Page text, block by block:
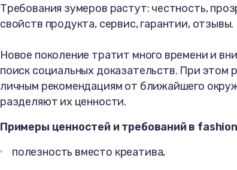
Требования зумеров растут: честность,
свойств продукта, сервис, гарантии, отзывы.
Новое поколение тратит много времени и
поиск социальных доказательств. При этом
личным рекомендациям от ближайшего
разделяют их ценности.
Примеры ценностей и требований в
полезность вместо креатива,